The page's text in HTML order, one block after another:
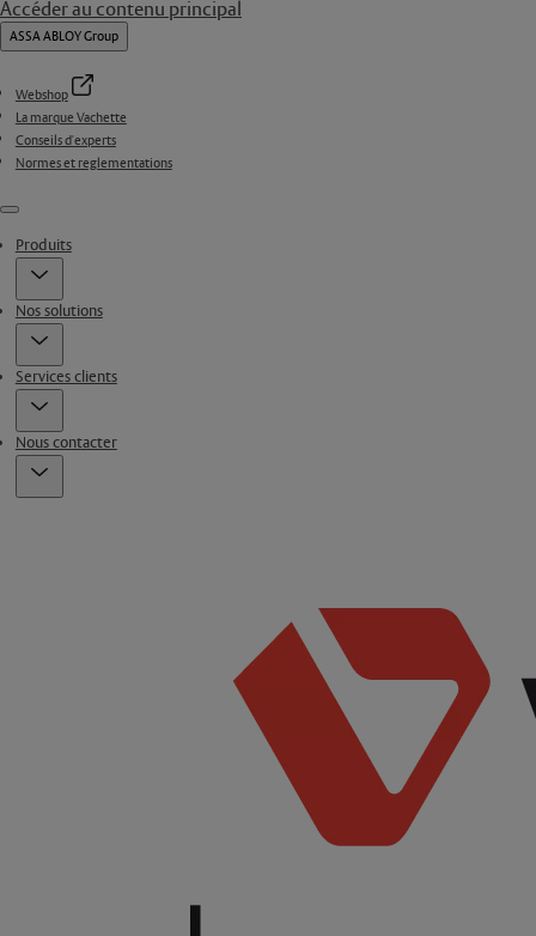
Accéder au contenu principal
ASSA ABLOY Group
Webshop
La marque Vachette
Conseils d'experts
Normes et reglementations
Menu
Produits
Nos solutions
Services clients
Nous contacter